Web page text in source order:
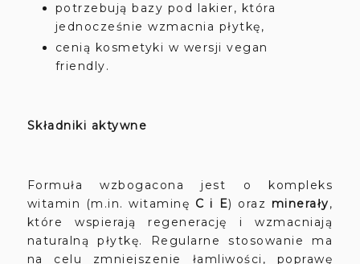
potrzebują bazy pod lakier, która
jednocześnie wzmacnia płytkę,
cenią kosmetyki w wersji vegan
friendly.
Składniki aktywne
Formuła wzbogacona jest o kompleks
witamin (m.in. witaminę C i E) oraz minerały,
które wspierają regenerację i wzmacniają
naturalną płytkę. Regularne stosowanie ma
na celu zmniejszenie łamliwości, poprawę